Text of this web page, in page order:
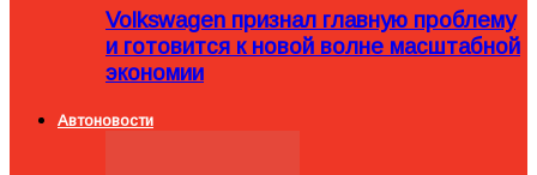
Volkswagen признал главную проблему
и готовится к новой волне масштабной
экономии
Автоновости